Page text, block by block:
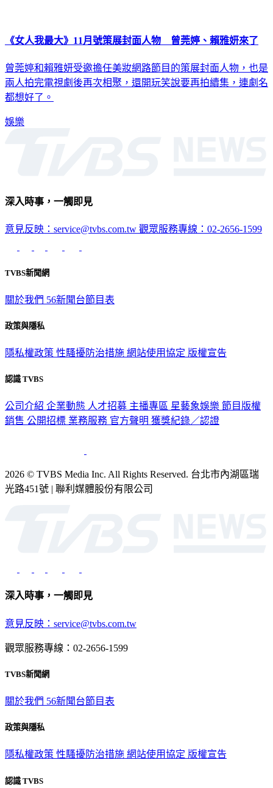
《女人我最大》11月號策展封面人物 曾莞婷、賴雅妍來了
曾莞婷和賴雅妍受邀擔任美妝網路節目的策展封面人物，也是
兩人拍完電視劇後再次相聚，還開玩笑說要再拍續集，連劇名
都想好了。
娛樂
深入時事，一觸即見
意見反映：service@tvbs.com.tw 觀眾服務專線：02-2656-1599
TVBS新聞網
關於我們 56新聞台節目表
政策與隱私
隱私權政策 性騷擾防治措施 網站使用協定 版權宣告
認識 TVBS
公司介紹 企業動態 人才招募 主播專區 星藝象娛樂 節目版權
銷售 公開招標 業務服務 官方聲明 獲獎紀錄／認證
2026 © TVBS Media Inc. All Rights Reserved. 台北市內湖區瑞
光路451號 | 聯利媒體股份有限公司
深入時事，一觸即見
意見反映：service@tvbs.com.tw
觀眾服務專線：02-2656-1599
TVBS新聞網
關於我們 56新聞台節目表
政策與隱私
隱私權政策 性騷擾防治措施 網站使用協定 版權宣告
認識 TVBS